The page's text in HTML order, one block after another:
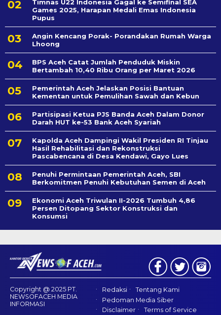
Timnas U22 Indonesia Gagal ke Semifinal SEA
Games 2025, Harapan Medali Emas Indonesia
Pupus
Angin Kencang Porak- Porandakan Rumah Warga
Lhoong
BPS Aceh Catat Jumlah Penduduk Miskin
Bertambah 10,40 Ribu Orang per Maret 2026
Pemerintah Aceh Jelaskan Posisi Bantuan
Kementan untuk Pemulihan Sawah dan Kebun
Partisipasi Ketua PJS Banda Aceh Dalam Donor
Darah HUT ke-53 Bank Aceh Syariah
Kapolda Aceh Dampingi Wakil Presiden RI Tinjau
Hasil Rehabilitasi dan Rekonstruksi
Pascabencana di Desa Kendawi, Gayo Lues
Penuhi Permintaan Pemerintah Aceh, SBI
Berkomitmen Penuhi Kebutuhan Semen di Aceh
Ekonomi Aceh Triwulan II-2026 Tumbuh 4,86
Persen Ditopang Sektor Konstruksi dan
Konsumsi
Copyright @ 2025 PT.
NEWSOFACEH MEDIA
INFORMASI
Redaksi
Tentang Kami
Pedoman Media Siber
Disclaimer
Terms of Service